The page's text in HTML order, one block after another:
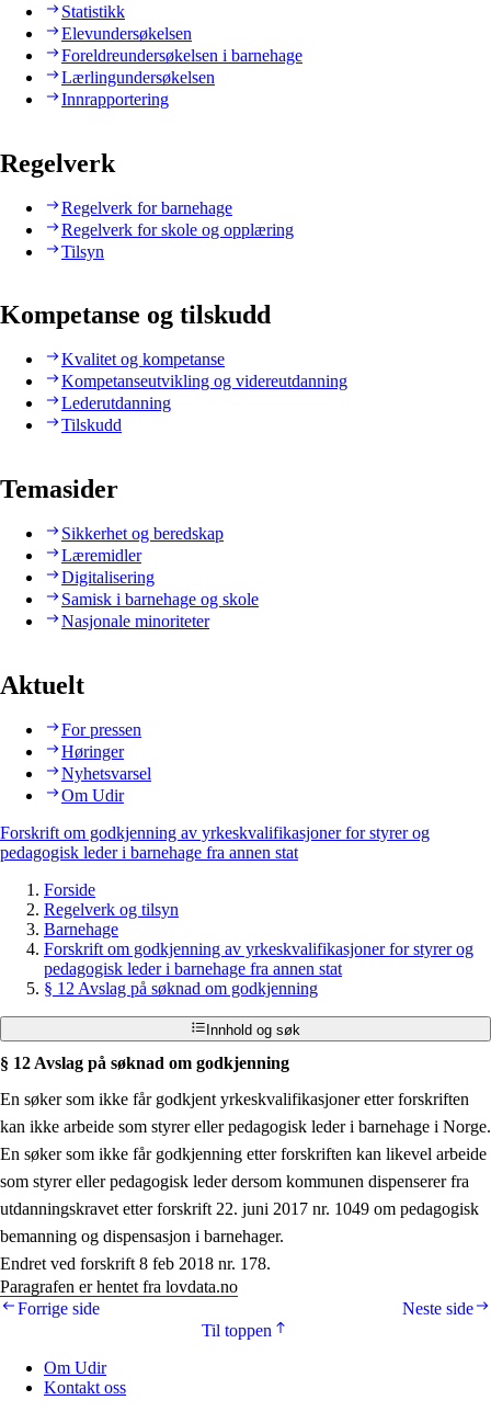
Statistikk
Elevundersøkelsen
Foreldreundersøkelsen i barnehage
Lærlingundersøkelsen
Innrapportering
Regelverk
Regelverk for barnehage
Regelverk for skole og opplæring
Tilsyn
Kompetanse og tilskudd
Kvalitet og kompetanse
Kompetanseutvikling og videreutdanning
Lederutdanning
Tilskudd
Temasider
Sikkerhet og beredskap
Læremidler
Digitalisering
Samisk i barnehage og skole
Nasjonale minoriteter
Aktuelt
For pressen
Høringer
Nyhetsvarsel
Om Udir
Forskrift om godkjenning av yrkeskvalifikasjoner for styrer og
pedagogisk leder i barnehage fra annen stat
Forside
Regelverk og tilsyn
Barnehage
Forskrift om godkjenning av yrkeskvalifikasjoner for styrer og
pedagogisk leder i barnehage fra annen stat
§ 12 Avslag på søknad om godkjenning
Innhold og søk
§ 12 Avslag på søknad om godkjenning
En søker som ikke får godkjent yrkeskvalifikasjoner etter forskriften
kan ikke arbeide som styrer eller pedagogisk leder i barnehage i Norge.
En søker som ikke får godkjenning etter forskriften kan likevel arbeide
som styrer eller pedagogisk leder dersom kommunen dispenserer fra
utdanningskravet etter forskrift 22. juni 2017 nr. 1049 om pedagogisk
bemanning og dispensasjon i barnehager.
Endret ved forskrift 8 feb 2018 nr. 178.
Paragrafen er hentet fra lovdata.no
Neste side
Forrige side
Til toppen
Om Udir
Kontakt oss